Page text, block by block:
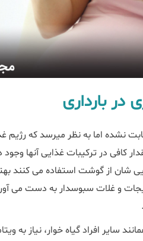
در بارداری
کافی در ترکیبات غذایی آنها
شان از گوشت استفاده می کنند